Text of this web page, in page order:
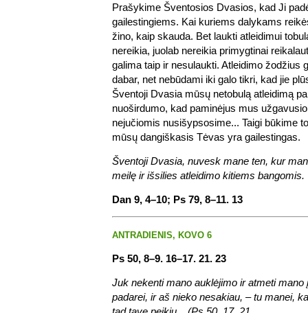
Prašykime Šventosios Dvasios, kad Ji
gailestingiems. Kai kuriems dalykams
žino, kaip skauda. Bet laukti atleidimui
nereikia, juolab nereikia primygtinai
galima taip ir nesulaukti. Atleidimo žodžius
dabar, net nebūdami iki galo tikri, kad jie
Šventoji Dvasia mūsų netobulą atleidimą
nuoširdumo, kad paminėjus mus
nejučiomis nusišypsosime... Taigi būkime
mūsų dangiškasis Tėvas yra gailestingas.
Šventoji Dvasia, nuvesk mane ten, kur
meilę ir išsilies atleidimo kitiems bangomis.
Dan 9, 4–10; Ps 79, 8–11. 13
ANTRADIENIS, KOVO 6
Ps 50, 8–9. 16–17. 21. 23
Juk nekenti mano auklėjimo ir atmeti
padarei, ir aš nieko nesakiau, – tu manei,